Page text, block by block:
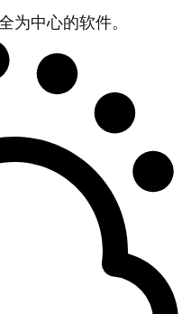
为中心的软件。